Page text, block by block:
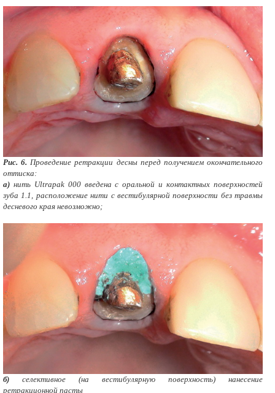
Рис. 6. Проведение ретракции десны перед получением окончательного
оттиска:
а) нить Ultrapak 000 введена с оральной и контактных поверхностей
зуба 1.1, расположение нити с вестибулярной поверхности без травмы
десневого края невозможно;
б) селективное (на вестибулярную поверхность) нанесение
ретракционной пасты